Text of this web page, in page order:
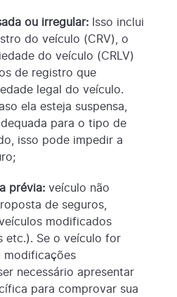
ou irregular: Isso inclui
do veículo (CRV), o
do veículo (CRLV)
de registro que
legal do veículo.
ela esteja suspensa,
para o tipo de
isso pode impedir a
prévia: veículo não
de seguros,
modificados
etc.). Se o veículo for
modificações
necessário apresentar
para comprovar sua